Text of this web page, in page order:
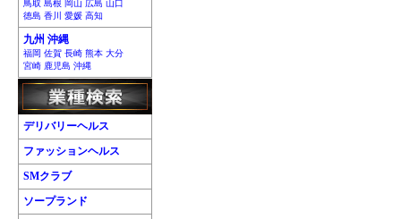
鳥取 島根 岡山 広島 山口
徳島 香川 愛媛 高知
九州 沖縄
福岡 佐賀 長崎 熊本 大分
宮崎 鹿児島 沖縄
デリバリーヘルス
ファッションヘルス
SMクラブ
ソープランド